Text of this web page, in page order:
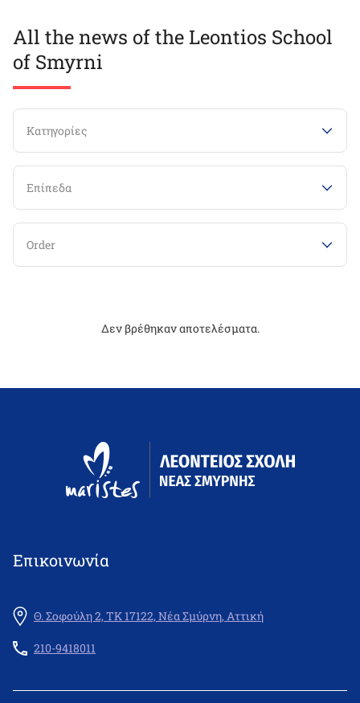
All the news of the Leontios School
of Smyrni
Κατηγορίες
Επίπεδα
Order
Δεν βρέθηκαν αποτελέσματα.
Επικοινωνία
Θ. Σοφούλη 2, ΤΚ 17122, Νέα Σμύρνη, Αττική
210-9418011